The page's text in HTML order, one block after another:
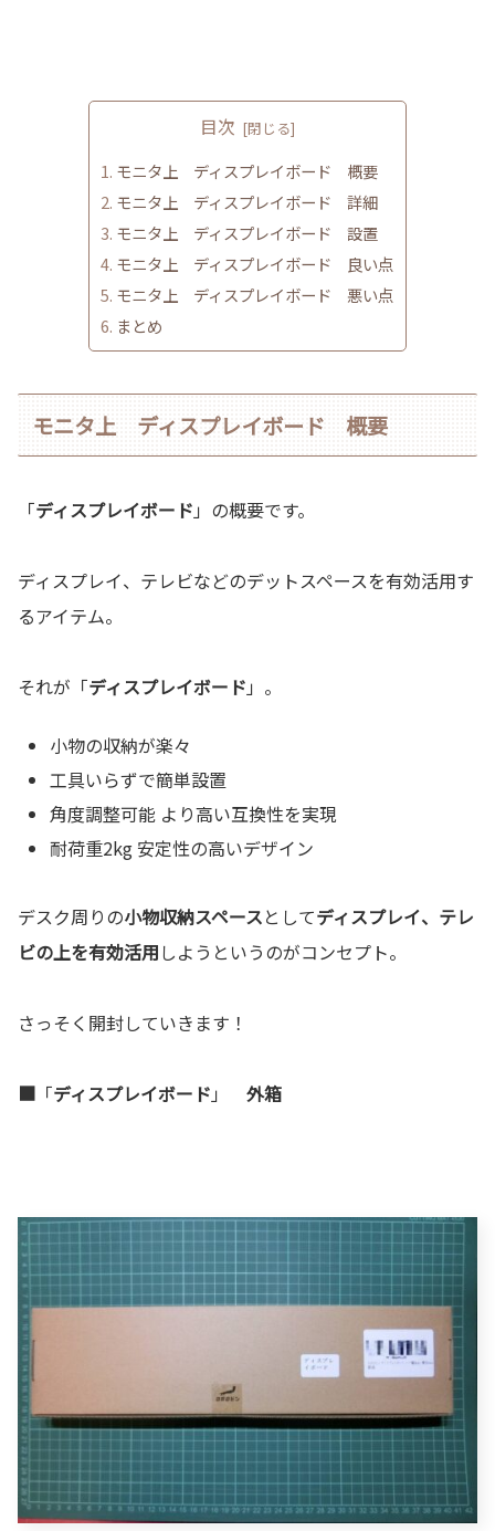
目次
モニタ上 ディスプレイボード 概要
モニタ上 ディスプレイボード 詳細
モニタ上 ディスプレイボード 設置
モニタ上 ディスプレイボード 良い点
モニタ上 ディスプレイボード 悪い点
まとめ
モニタ上 ディスプレイボード 概要
「ディスプレイボード 」の概要です。
ディスプレイ、テレビなどのデットスペースを有効活用す
るアイテム。
それが「ディスプレイボード 」。
小物の収納が楽々
工具いらずで簡単設置
角度調整可能 より高い互換性を実現
耐荷重2kg 安定性の高いデザイン
デスク周りの小物収納スペースとしてディスプレイ、テレ
ビの上を有効活用しようというのがコンセプト。
さっそく開封していきます！
■ 「ディスプレイボード 」 外箱